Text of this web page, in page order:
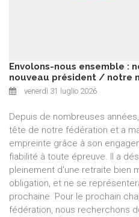
Envolons-nous ensemble :
nouveau président / notre
venerdì 31 luglio 2026
Depuis de nombreuses
tête de notre fédération et a
empreinte grâce à son
fiabilité à toute épreuve. Il a
pleinement d'une retraite bien
obligation, et ne se
prochaine. Pour le prochain
fédération, nous recherchons